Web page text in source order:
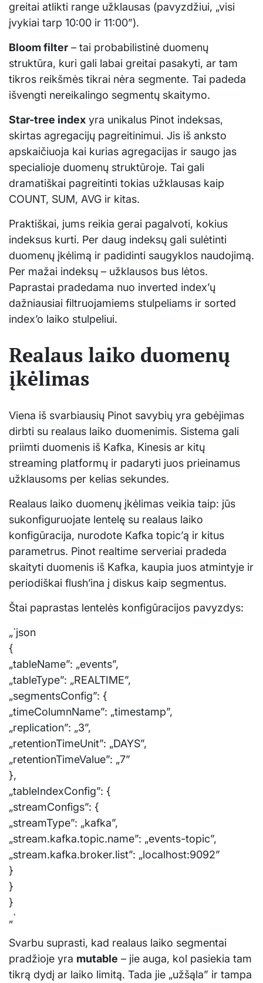
greitai atlikti range užklausas (pavyzdžiui, „visi
įvykiai tarp 10:00 ir 11:00”).
Bloom filter – tai probabilistinė duomenų
struktūra, kuri gali labai greitai pasakyti, ar tam
tikros reikšmės tikrai nėra segmente. Tai padeda
išvengti nereikalingo segmentų skaitymo.
Star-tree index yra unikalus Pinot indeksas,
skirtas agregacijų pagreitinimui. Jis iš anksto
apskaičiuoja kai kurias agregacijas ir saugo jas
specialioje duomenų struktūroje. Tai gali
dramatiškai pagreitinti tokias užklausas kaip
COUNT, SUM, AVG ir kitas.
Praktiškai, jums reikia gerai pagalvoti, kokius
indeksus kurti. Per daug indeksų gali sulėtinti
duomenų įkėlimą ir padidinti saugyklos naudojimą.
Per mažai indeksų – užklausos bus lėtos.
Paprastai pradedama nuo inverted index’ų
dažniausiai filtruojamiems stulpeliams ir sorted
index’o laiko stulpeliui.
Realaus laiko duomenų
įkėlimas
Viena iš svarbiausių Pinot savybių yra gebėjimas
dirbti su realaus laiko duomenimis. Sistema gali
priimti duomenis iš Kafka, Kinesis ar kitų
streaming platformų ir padaryti juos prieinamus
užklausoms per kelias sekundes.
Realaus laiko duomenų įkėlimas veikia taip: jūs
sukonfiguruojate lentelę su realaus laiko
konfigūracija, nurodote Kafka topic’ą ir kitus
parametrus. Pinot realtime serveriai pradeda
skaityti duomenis iš Kafka, kaupia juos atmintyje ir
periodiškai flush’ina į diskus kaip segmentus.
Štai paprastas lentelės konfigūracijos pavyzdys:
„`json
{
„tableName”: „events”,
„tableType”: „REALTIME”,
„segmentsConfig”: {
„timeColumnName”: „timestamp”,
„replication”: „3”,
„retentionTimeUnit”: „DAYS”,
„retentionTimeValue”: „7”
},
„tableIndexConfig”: {
„streamConfigs”: {
„streamType”: „kafka”,
„stream.kafka.topic.name”: „events-topic”,
„stream.kafka.broker.list”: „localhost:9092”
}
}
}
„`
Svarbu suprasti, kad realaus laiko segmentai
pradžioje yra mutable – jie auga, kol pasiekia tam
tikrą dydį ar laiko limitą. Tada jie „užšąla” ir tampa